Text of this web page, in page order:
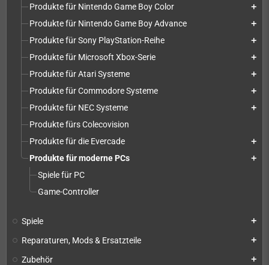
Produkte für Nintendo Game Boy Color add
Produkte für Nintendo Game Boy Advance add
Produkte für Sony PlayStation-Reihe add
Produkte für Microsoft Xbox-Serie add
Produkte für Atari Systeme add
Produkte für Commodore Systeme add
Produkte für NEC Systeme add
Produkte fürs Colecovision
Produkte für die Evercade
add
Produkte für moderne PCs add
Spiele für PC
Game-Controller
Spiele add
Reparaturen, Mods & Ersatzteile add
Zubehör add